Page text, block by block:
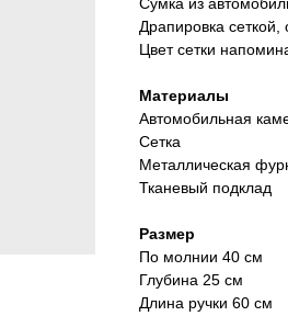
Сумка из
Драпировка
Цвет сетки
Материалы
Автомобильная
Сетка
Металлическая
Тканевый подклад
Размер
По молнии 40 см
Глубина 25 см
Длина ручки 60 см